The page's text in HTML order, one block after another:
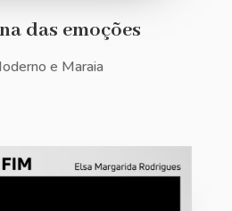
das emoções
e Maraia